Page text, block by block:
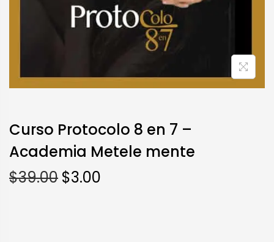
Curso Protocolo 8 en 7 –
Academia Metele mente
$39.00 $3.00